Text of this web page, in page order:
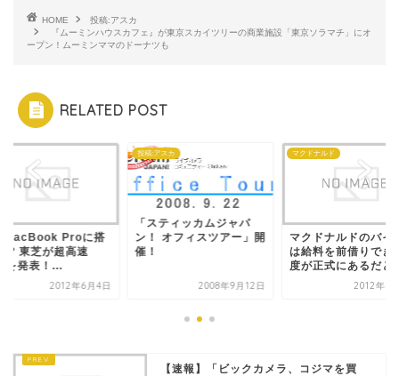
HOME
投稿:アスカ
『ムーミンハウスカフェ』が東京スカイツリーの商業施設「東京ソラマチ」にオ
ープン！ムーミンママのドーナツも
RELATED POST
MacBook Proに搭
!? 東芝が超高速
を発表！...
2012年6月4日
投稿:アスカ
「スティッカムジャパ
ン！ オフィスツアー」開
催！
2008年9月12日
マクドナルド
マクドナルドのバイ
は給料を前借りでき
度が正式にあるだと
2012年4
【速報】「ビックカメラ、コジマを買